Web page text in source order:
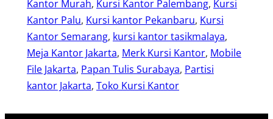
Kantor Murah, Kursi Kantor Palembang, Kursi
Kantor Palu, Kursi kantor Pekanbaru, Kursi
Kantor Semarang, kursi kantor tasikmalaya
Meja Kantor Jakarta, Merk Kursi Kantor, Mobile
File Jakarta, Papan Tulis Surabaya, Partisi
kantor Jakarta, Toko Kursi Kantor